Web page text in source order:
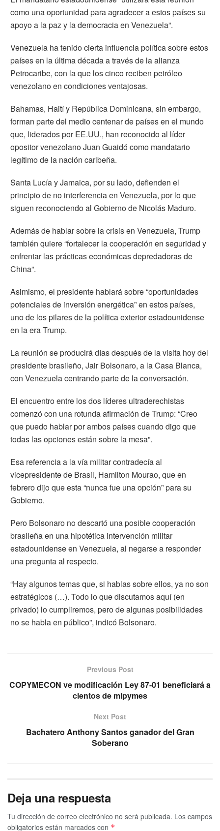
como una oportunidad para agradecer a estos países su
apoyo a la paz y la democracia en Venezuela”.
Venezuela ha tenido cierta influencia política sobre estos
países en la última década a través de la alianza
Petrocaribe, con la que los cinco reciben petróleo
venezolano en condiciones ventajosas.
Bahamas, Haití y República Dominicana, sin embargo,
forman parte del medio centenar de países en el mundo
que, liderados por EE.UU., han reconocido al líder
opositor venezolano Juan Guaidó como mandatario
legítimo de la nación caribeña.
Santa Lucía y Jamaica, por su lado, defienden el
principio de no interferencia en Venezuela, por lo que
siguen reconociendo al Gobierno de Nicolás Maduro.
Además de hablar sobre la crisis en Venezuela, Trump
también quiere “fortalecer la cooperación en seguridad y
enfrentar las prácticas económicas depredadoras de
China”.
Asimismo, el presidente hablará sobre “oportunidades
potenciales de inversión energética” en estos países,
uno de los pilares de la política exterior estadounidense
en la era Trump.
La reunión se producirá días después de la visita hoy del
presidente brasileño, Jair Bolsonaro, a la Casa Blanca,
con Venezuela centrando parte de la conversación.
El encuentro entre los dos líderes ultraderechistas
comenzó con una rotunda afirmación de Trump: “Creo
que puedo hablar por ambos países cuando digo que
todas las opciones están sobre la mesa”.
Esa referencia a la vía militar contradecía al
vicepresidente de Brasil, Hamilton Mourao, que en
febrero dijo que esta “nunca fue una opción” para su
Gobierno.
Pero Bolsonaro no descartó una posible cooperación
brasileña en una hipotética intervención militar
estadounidense en Venezuela, al negarse a responder
una pregunta al respecto.
“Hay algunos temas que, si hablas sobre ellos, ya no son
estratégicos (…). Todo lo que discutamos aquí (en
privado) lo cumpliremos, pero de algunas posibilidades
no se habla en público”, indicó Bolsonaro.
Previous Post
COPYMECON ve modificación Ley 87-01 beneficiará a
cientos de mipymes
Next Post
Bachatero Anthony Santos ganador del Gran
Soberano
Deja una respuesta
Tu dirección de correo electrónico no será publicada. Los campos
obligatorios están marcados con *